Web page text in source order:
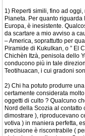
1) Reperti simili, fino ad
Pianeta. Per quanto riguarda
Europa, è inesistente.
da scartare a mio avviso a
– America, soprattutto per
Piramide di Kukulkan, o ” El
Chichèn Itzà, penisola dello
conducono più in tale
Teotihuacan, i cui gradoni
2) Chi ha potuto produrre
certamente considerata
oggetti di culto ? Qualcuno
Nord della Scozia al
dimostrare ), riproducevano
votiva ) in maniera perfetta,
precisione è riscontrabile (